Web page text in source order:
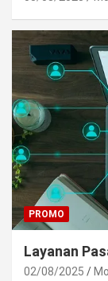
PROMO
Layanan
02/08/2025